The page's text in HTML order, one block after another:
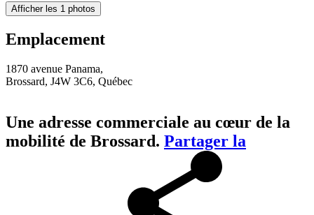
Afficher les 1 photos
Emplacement
1870 avenue Panama,
Brossard, J4W 3C6, Québec
Une adresse commerciale au cœur de la
mobilité de Brossard. Partager la